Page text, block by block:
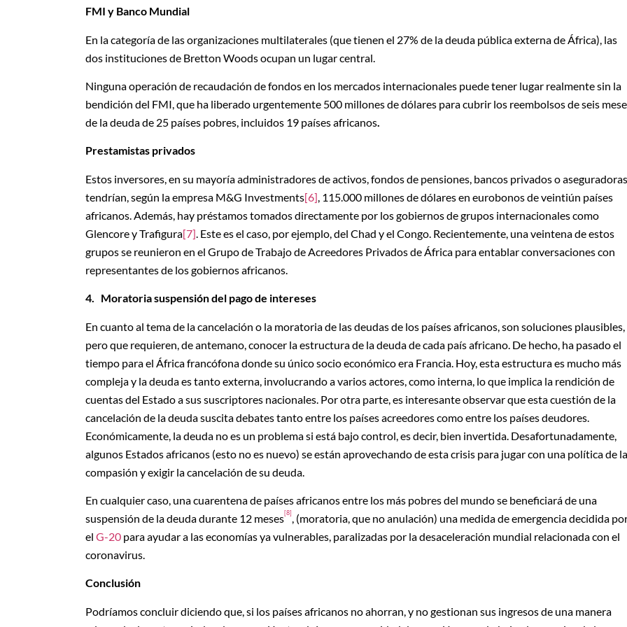
FMI y Banco Mundial
En la categoría de las organizaciones multilaterales (que tienen el 27% de la deuda pública externa de África), las
dos instituciones de Bretton Woods ocupan un lugar central.
Ninguna operación de recaudación de fondos en los mercados internacionales puede tener lugar realmente sin la
bendición del FMI, que ha liberado urgentemente 500 millones de dólares para cubrir los reembolsos de seis
de la deuda de 25 países pobres, incluidos 19 países africanos.
Prestamistas privados
Estos inversores, en su mayoría administradores de activos, fondos de pensiones, bancos privados o
tendrían, según la empresa M&G Investments[6] , 115.000 millones de dólares en eurobonos de veintiún países
africanos. Además, hay préstamos tomados directamente por los gobiernos de grupos internacionales como
Glencore y Trafigura[7] . Este es el caso, por ejemplo, del Chad y el Congo. Recientemente, una veintena de estos
grupos se reunieron en el Grupo de Trabajo de Acreedores Privados de África para entablar conversaciones con
representantes de los gobiernos africanos.
4. Moratoria suspensión del pago de intereses
En cuanto al tema de la cancelación o la moratoria de las deudas de los países africanos, son soluciones plausibles,
pero que requieren, de antemano, conocer la estructura de la deuda de cada país africano. De hecho, ha pasado el
tiempo para el África francófona donde su único socio económico era Francia. Hoy, esta estructura es mucho más
compleja y la deuda es tanto externa, involucrando a varios actores, como interna, lo que implica la rendición de
cuentas del Estado a sus suscriptores nacionales. Por otra parte, es interesante observar que esta cuestión de la
cancelación de la deuda suscita debates tanto entre los países acreedores como entre los países deudores.
Económicamente, la deuda no es un problema si está bajo control, es decir, bien invertida. Desafortunadamente,
algunos Estados africanos (esto no es nuevo) se están aprovechando de esta crisis para jugar con una política de la
compasión y exigir la cancelación de su deuda.
En cualquier caso, una cuarentena de países africanos entre los más pobres del mundo se beneficiará de una
suspensión de la deuda durante 12 meses[8], (moratoria, que no anulación) una medida de emergencia decidida
el G-20 para ayudar a las economías ya vulnerables, paralizadas por la desaceleración mundial relacionada con el
coronavirus.
Conclusión
Podríamos concluir diciendo que, si los países africanos no ahorran, y no gestionan sus ingresos de una manera